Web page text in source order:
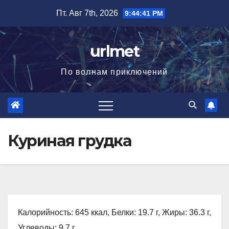
содержимому
Пт. Авг 7th, 2026 9:44:42 PM
urlmet
По волнам приключений
Куриная грудка
Калорийность: 645 ккал, Белки: 19.7 г, Жиры: 36.3 г,